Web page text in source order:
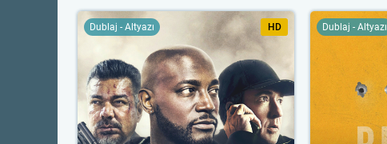
Dublaj - Altyazı HD Dublaj - Altyazı